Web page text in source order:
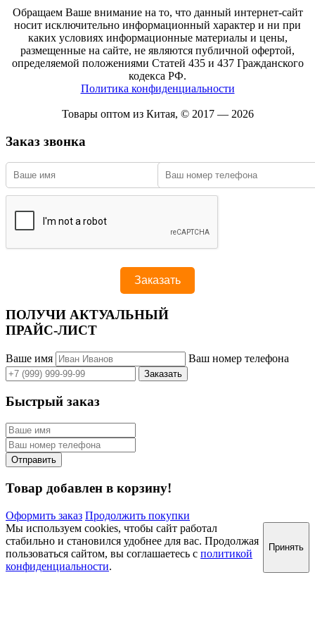
Обращаем Ваше внимание на то, что данный интернет-сайт
носит исключительно информационный характер и ни при
каких условиях информационные материалы и цены,
размещенные на сайте, не являются публичной офертой,
определяемой положениями Статей 435 и 437 Гражданского
кодекса РФ.
Политика конфиденциальности
Товары оптом из Китая, © 2017 — 2026
Заказ звонка
ПОЛУЧИ АКТУАЛЬНЫЙ
ПРАЙС-ЛИСТ
Ваше имя Ваш номер телефона
Быстрый заказ
Товар добавлен в корзину!
Оформить заказ Продолжить покупки
Мы используем cookies, чтобы сайт работал
стабильно и становился удобнее для вас. Продолжая
пользоваться сайтом, вы соглашаетесь с политикой
конфиденциальности.
Принять